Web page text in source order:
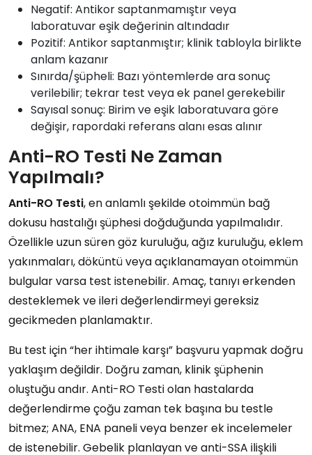
Negatif: Antikor saptanmamıştır veya
laboratuvar eşik değerinin altındadır
Pozitif: Antikor saptanmıştır; klinik tabloyla birlikte
anlam kazanır
Sınırda/şüpheli: Bazı yöntemlerde ara sonuç
verilebilir; tekrar test veya ek panel gerekebilir
Sayısal sonuç: Birim ve eşik laboratuvara göre
değişir, rapordaki referans alanı esas alınır
Anti-RO Testi Ne Zaman
Yapılmalı?
Anti-RO Testi, en anlamlı şekilde otoimmün bağ
dokusu hastalığı şüphesi doğduğunda yapılmalıdır.
Özellikle uzun süren göz kuruluğu, ağız kuruluğu, eklem
yakınmaları, döküntü veya açıklanamayan otoimmün
bulgular varsa test istenebilir. Amaç, tanıyı erkenden
desteklemek ve ileri değerlendirmeyi gereksiz
gecikmeden planlamaktır.
Bu test için “her ihtimale karşı” başvuru yapmak doğru
yaklaşım değildir. Doğru zaman, klinik şüphenin
oluştuğu andır. Anti-RO Testi olan hastalarda
değerlendirme çoğu zaman tek başına bu testle
bitmez; ANA, ENA paneli veya benzer ek incelemeler
de istenebilir. Gebelik planlayan ve anti-SSA ilişkili